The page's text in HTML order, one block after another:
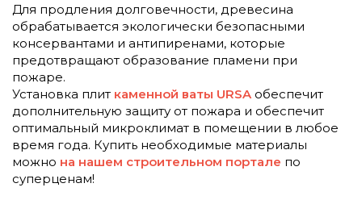
Для продления долговечности, древесина
обрабатывается экологически безопасными
консервантами и антипиренами, которые
предотвращают образование пламени при
пожаре.
Установка плит каменной ваты URSA обеспечит
дополнительную защиту от пожара и обеспечит
оптимальный микроклимат в помещении в любое
время года. Купить необходимые материалы
можно на нашем строительном портале по
суперценам!